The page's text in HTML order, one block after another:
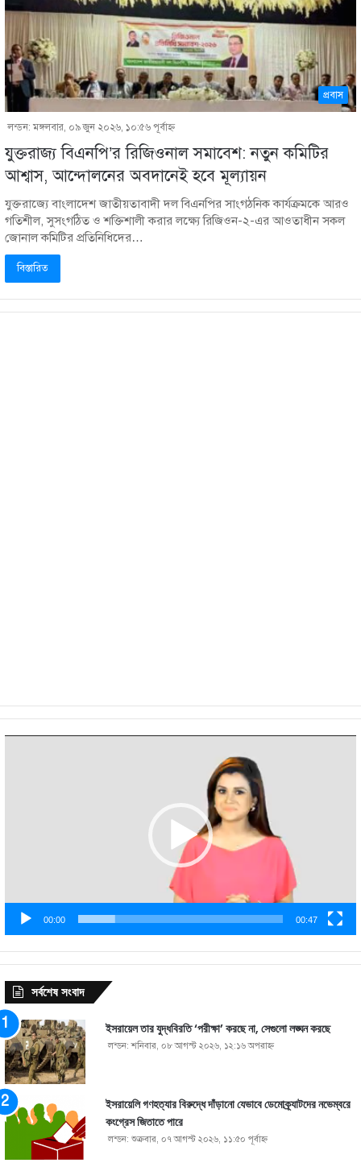
প্রবাস
লন্ডন: মঙ্গলবার, ০৯ জুন ২০২৬, ১০:৫৬ পূর্বাহ্ণ
যুক্তরাজ্য বিএনপি’র রিজিওনাল সমাবেশ: নতুন কমিটির
আশ্বাস, আন্দোলনের অবদানেই হবে মূল্যায়ন
যুক্তরাজ্যে বাংলাদেশ জাতীয়তাবাদী দল বিএনপির সাংগঠনিক কার্যক্রমকে আরও
গতিশীল, সুসংগঠিত ও শক্তিশালী করার লক্ষ্যে রিজিওন-২-এর আওতাধীন সকল
জোনাল কমিটির প্রতিনিধিদের…
বিস্তারিত
00:00 00:47
সর্বশেষ সংবাদ
ইসরায়েল তার যুদ্ধবিরতি ‘পরীক্ষা’ করছে না, সেগুলো লঙ্ঘন করছে
লন্ডন: শনিবার, ০৮ আগস্ট ২০২৬, ১২:১৬ অপরাহ্ণ
ইসরায়েলি গণহত্যার বিরুদ্ধে দাঁড়ানো যেভাবে ডেমোক্র্যাটদের নভেম্বরে
কংগ্রেস জিতাতে পারে
লন্ডন: শুক্রবার, ০৭ আগস্ট ২০২৬, ১১:৫০ পূর্বাহ্ণ